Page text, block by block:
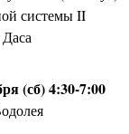
системы II
(сб) 4:30-7:00